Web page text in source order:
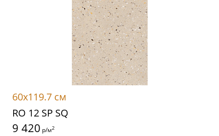
60x119.7 см
RO 12 SP SQ
9 420 р/м2